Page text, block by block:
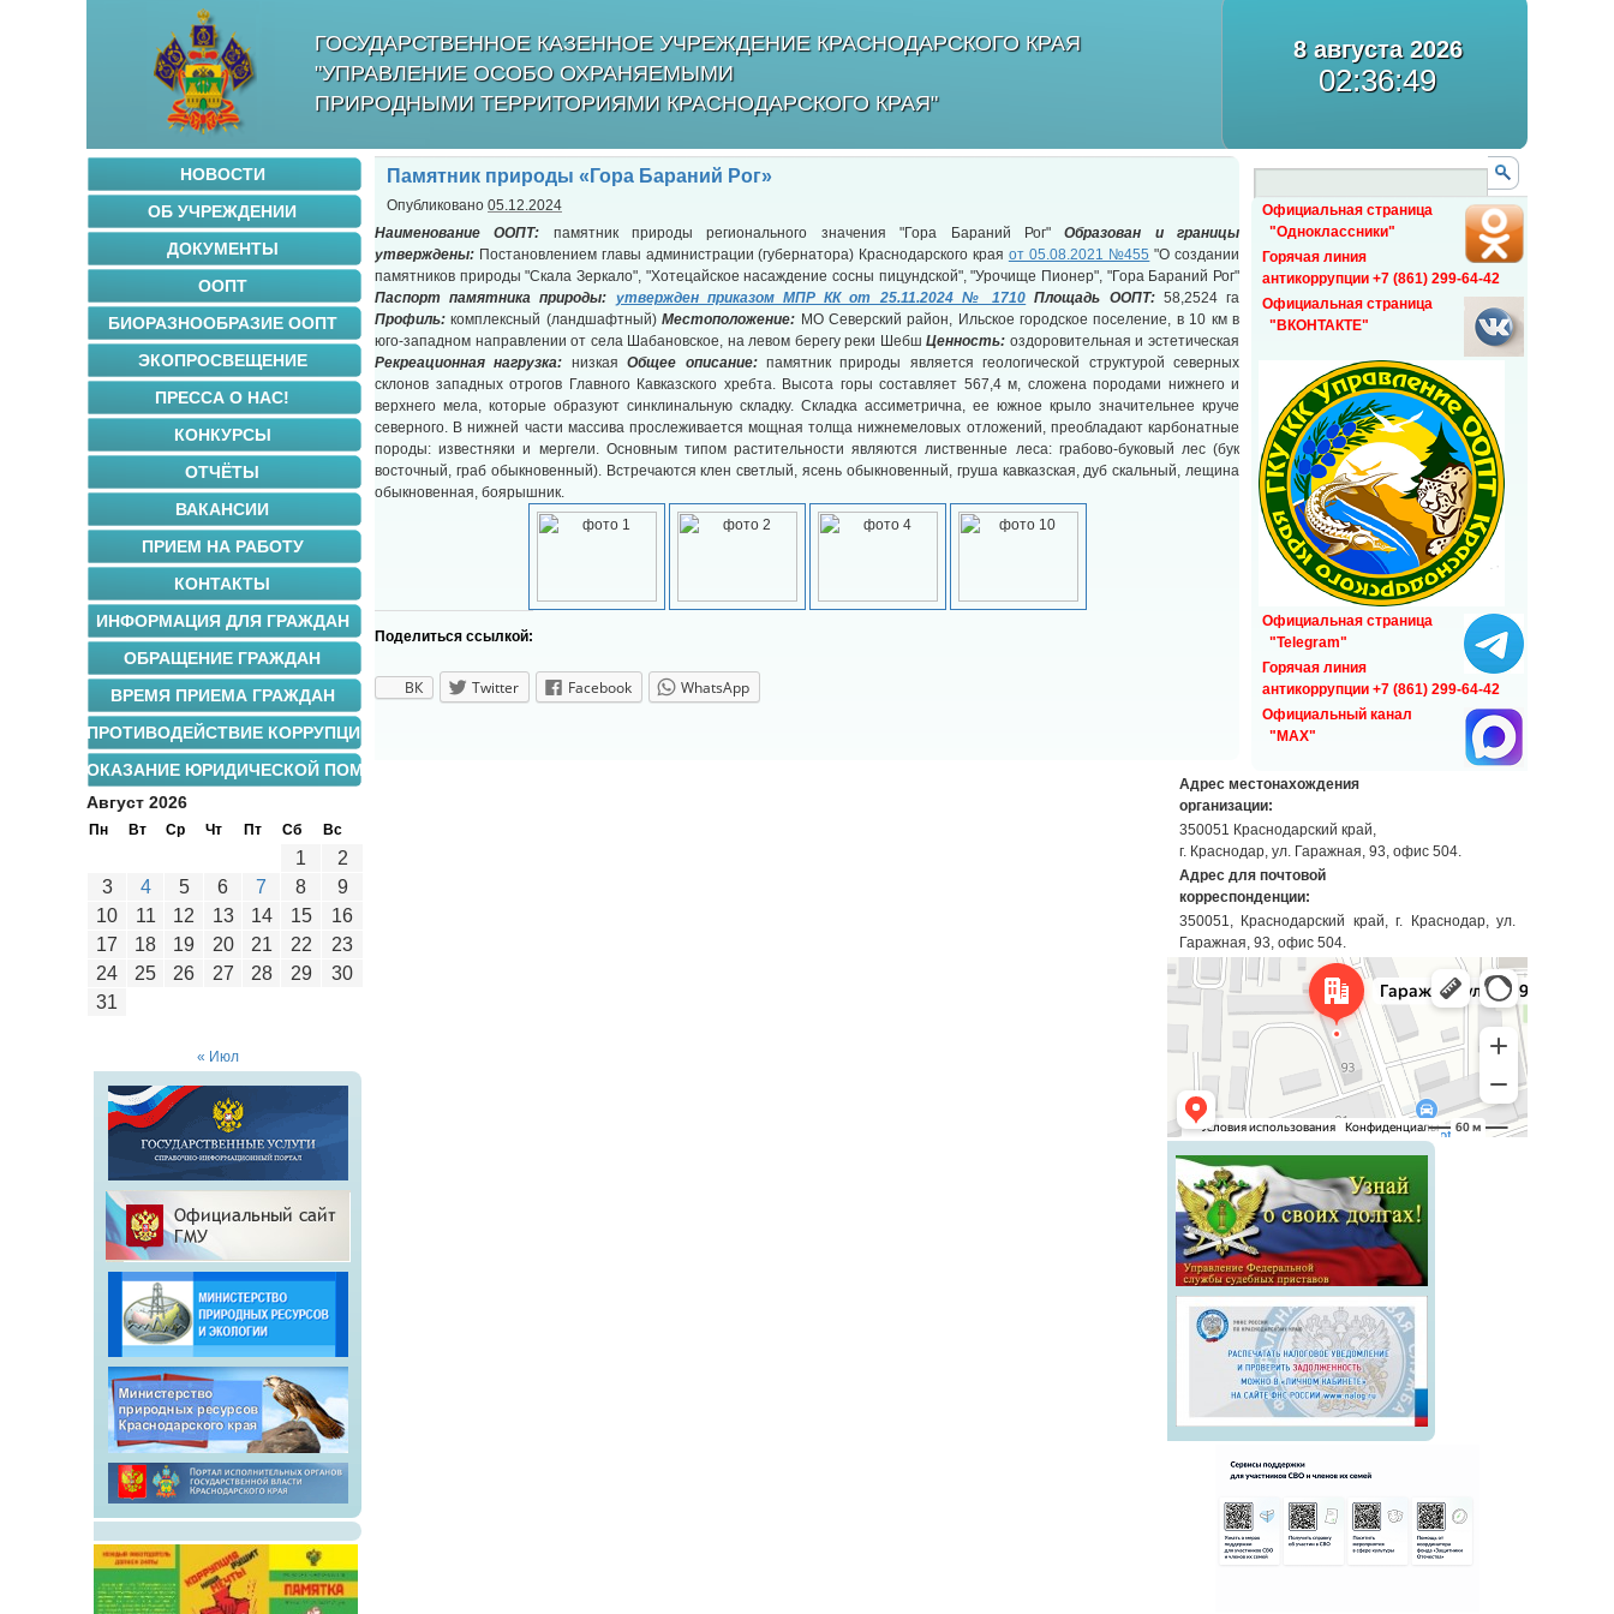
ГОСУДАРСТВЕННОЕ КАЗЕННОЕ УЧРЕЖДЕНИЕ КРАСНОДАРСКОГО КРАЯ
"УПРАВЛЕНИЕ ОСОБО ОХРАНЯЕМЫМИ
ПРИРОДНЫМИ ТЕРРИТОРИЯМИ КРАСНОДАРСКОГО КРАЯ"
8 августа 2026
02:36:50
Памятник природы «Гора Бараний Рог»
Опубликовано 05.12.2024
Наименование
ООПТ: памятник природы регионального значения "Гора Бараний Рог"Образован и границы
утверждены: Постановлением главы администрации (губернатора) Краснодарского края от 05.08.2021 №455 "О создании
памятников природы "Скала Зеркало", "Хотецайское насаждение сосны пицундской", "Урочище Пионер", "Гора Бараний Рог"
Паспорт памятника природы: утвержден приказом МПР КК от 25.11.2024 № 1710 Площадь ООПТ:58,2524 га
Профиль: комплексный (ландшафтный)Местоположение: МО Северский район, Ильское городское поселение, в 10 км в
юго-западном направлении от села Шабановское, на левом берегу реки ШебшЦенность: оздоровительная и эстетическая
Рекреационная нагрузка: низкаяОбщее описание: памятник природы является геологической структурой северных
склонов западных отрогов Главного Кавказского хребта. Высота горы составляет 567,4 м, сложена породами нижнего и
верхнего мела, которые образуют синклинальную складку. Складка ассиметрична, ее южное крыло значительнее круче
северного. В нижней части массива прослеживается мощная толща нижнемеловых отложений, преобладают карбонатные
породы: известняки и мергели. Основным типом растительности являются лиственные леса: грабово-буковый лес (бук
восточный, граб обыкновенный). Встречаются клен светлый, ясень обыкновенный, груша кавказская, дуб скальный, лещина
обыкновенная, боярышник.
Поделиться ссылкой:
ВК Twitter Facebook WhatsApp
НОВОСТИ
ОБ УЧРЕЖДЕНИИ
ДОКУМЕНТЫ
ООПТ
БИОРАЗНООБРАЗИЕ ООПТ
ЭКОПРОСВЕЩЕНИЕ
ПРЕССА О НАС!
КОНКУРСЫ
ОТЧЁТЫ
ВАКАНСИИ
ПРИЕМ НА РАБОТУ
КОНТАКТЫ
ИНФОРМАЦИЯ ДЛЯ ГРАЖДАН
ОБРАЩЕНИЕ ГРАЖДАН
ВРЕМЯ ПРИЕМА ГРАЖДАН
ПРОТИВОДЕЙСТВИЕ КОРРУПЦИИ
ОКАЗАНИЕ ЮРИДИЧЕСКОЙ ПОМОЩИ
Август 2026
Пн Вт Ср Чт Пт Сб Вс
1
2
3
4 5 6 7 8
9
10
11 12 13 14 15
16
17
18 19 20 21 22
23
24
25 26 27 28 29
30
31
« Июл
Официальная страница
"Одноклассники"
Горячая линия
антикоррупции +7 (861) 299-64-42
Официальная страница
"ВКОНТАКТЕ"
Официальная страница
"Telegram"
Горячая линия
антикоррупции +7 (861) 299-64-42
Официальный канал
"MAX"
Адрес местонахождения
организации:
350051 Краснодарский край,
г. Краснодар, ул. Гаражная, 93, офис 504.
Адрес для почтовой
корреспонденции:
350051, Краснодарский край, г. Краснодар, ул.
Гаражная, 93, офис 504.
Краснодар
Гаражная улица, 93 — Яндекс Карты